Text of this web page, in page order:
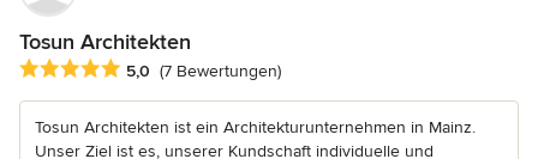
Tosun Architekten
Durchschnittliche Bewertung: 5 von 5 Sternen
5,0 (7 Bewertungen)
Tosun Architekten ist ein Architekturunternehmen in Mainz.
Unser Ziel ist es, unserer Kundschaft individuelle und